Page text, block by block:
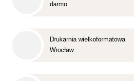
darmo
Drukarnia wielkoformatowa
Wrocław